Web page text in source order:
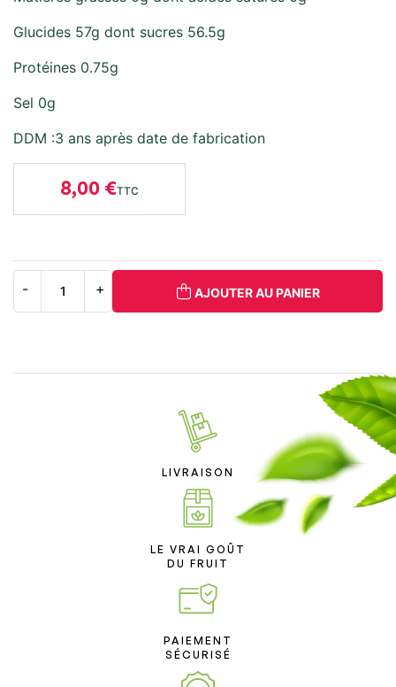
Glucides 57g dont sucres 56.5g
Protéines 0.75g
Sel 0g
DDM :3 ans après date de fabrication
8,00 €TTC
AJOUTER AU PANIER
LIVRAISON
LE VRAI GOÛT
DU FRUIT
PAIEMENT
SÉCURISÉ